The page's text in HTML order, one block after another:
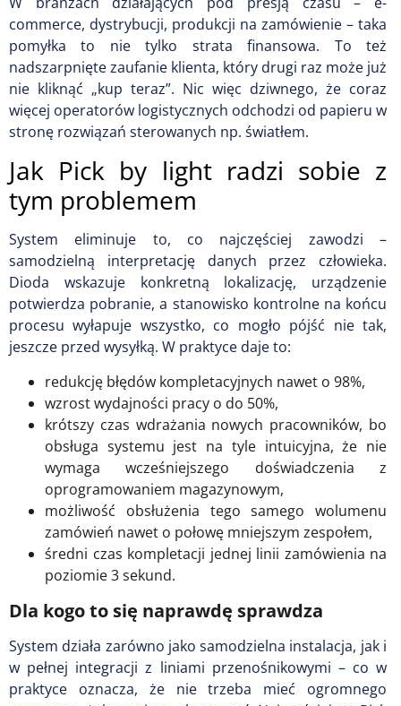
commerce, dystrybucji, produkcji na zamówienie – taka
pomyłka to nie tylko strata finansowa. To też
nadszarpnięte zaufanie klienta, który drugi raz może już
nie kliknąć „kup teraz”. Nic więc dziwnego, że coraz
więcej operatorów logistycznych odchodzi od papieru w
stronę rozwiązań sterowanych np. światłem.
Jak Pick by light radzi sobie z
tym problemem
System eliminuje to, co najczęściej zawodzi –
samodzielną interpretację danych przez człowieka.
Dioda wskazuje konkretną lokalizację, urządzenie
potwierdza pobranie, a stanowisko kontrolne na końcu
procesu wyłapuje wszystko, co mogło pójść nie tak,
jeszcze przed wysyłką. W praktyce daje to:
redukcję błędów kompletacyjnych nawet o 98%,
wzrost wydajności pracy o do 50%,
krótszy czas wdrażania nowych pracowników, bo
obsługa systemu jest na tyle intuicyjna, że nie
wymaga wcześniejszego doświadczenia z
oprogramowaniem magazynowym,
możliwość obsłużenia tego samego wolumenu
zamówień nawet o połowę mniejszym zespołem,
średni czas kompletacji jednej linii zamówienia na
poziomie 3 sekund.
Dla kogo to się naprawdę sprawdza
System działa zarówno jako samodzielna instalacja, jak i
w pełnej integracji z liniami przenośnikowymi – co w
praktyce oznacza, że nie trzeba mieć ogromnego